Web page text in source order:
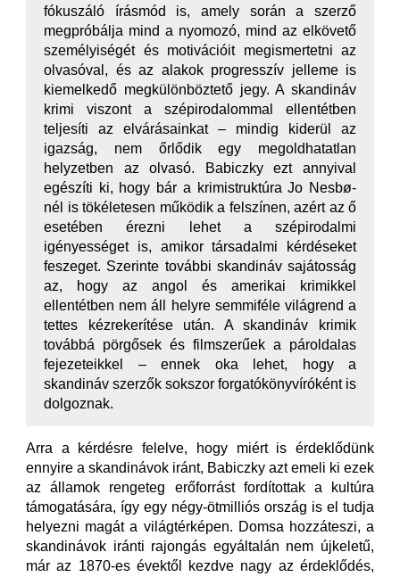
fókuszáló írásmód is, amely során a szerző
megpróbálja mind a nyomozó, mind az elkövető
személyiségét és motivációit megismertetni az
olvasóval, és az alakok progresszív jelleme is
kiemelkedő megkülönböztető jegy. A skandináv
krimi viszont a szépirodalommal ellentétben
teljesíti az elvárásainkat – mindig kiderül az
igazság, nem őrlődik egy megoldhatatlan
helyzetben az olvasó. Babiczky ezt annyival
egészíti ki, hogy bár a krimistruktúra Jo Nesbø-
nél is tökéletesen működik a felszínen, azért az ő
esetében érezni lehet a szépirodalmi
igényességet is, amikor társadalmi kérdéseket
feszeget. Szerinte további skandináv sajátosság
az, hogy az angol és amerikai krimikkel
ellentétben nem áll helyre semmiféle világrend a
tettes kézrekerítése után. A skandináv krimik
továbbá pörgősek és filmszerűek a pároldalas
fejezeteikkel – ennek oka lehet, hogy a
skandináv szerzők sokszor forgatókönyvíróként is
dolgoznak.
Arra a kérdésre felelve, hogy miért is érdeklődünk
ennyire a skandinávok iránt, Babiczky azt emeli ki ezek
az államok rengeteg erőforrást fordítottak a kultúra
támogatására, így egy négy-ötmilliós ország is el tudja
helyezni magát a világtérképen. Domsa hozzáteszi, a
skandinávok iránti rajongás egyáltalán nem újkeletű,
már az 1870-es évektől kezdve nagy az érdeklődés,